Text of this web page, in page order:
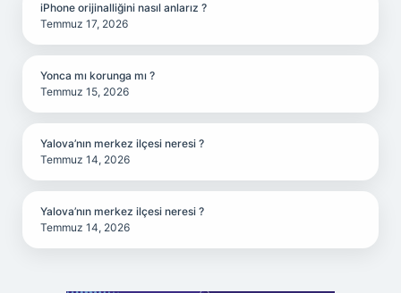
iPhone orijinalliğini nasıl anlarız ?
Temmuz 17, 2026
Yonca mı korunga mı ?
Temmuz 15, 2026
Yalova’nın merkez ilçesi neresi ?
Temmuz 14, 2026
Yalova’nın merkez ilçesi neresi ?
Temmuz 14, 2026